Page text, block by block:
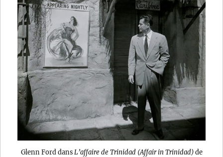
Glenn Ford dans L’affaire de Trinidad (Affair in Trinidad)de